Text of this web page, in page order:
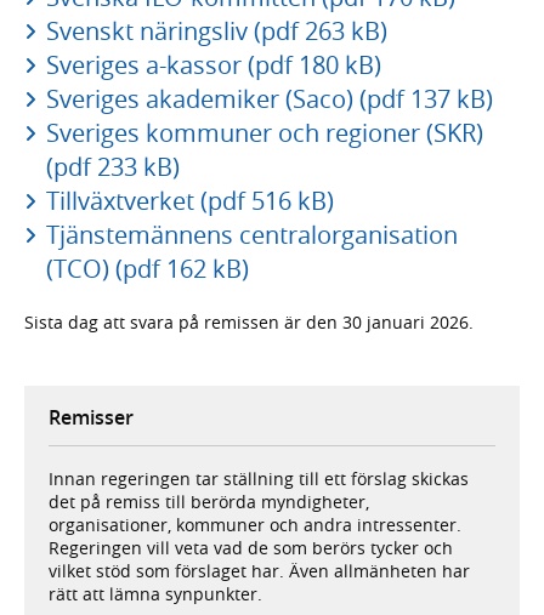
Svenskt näringsliv (pdf 263 kB)
Sveriges a-kassor (pdf 180 kB)
Sveriges akademiker (Saco) (pdf 137 kB)
Sveriges kommuner och regioner (SKR)
(pdf 233 kB)
Tillväxtverket (pdf 516 kB)
Tjänstemännens centralorganisation
(TCO) (pdf 162 kB)
Sista dag att svara på remissen är den 30 januari 2026.
Remisser
Innan regeringen tar ställning till ett förslag skickas
det på remiss till berörda myndigheter,
organisationer, kommuner och andra intressenter.
Regeringen vill veta vad de som berörs tycker och
vilket stöd som förslaget har. Även allmänheten har
rätt att lämna synpunkter.